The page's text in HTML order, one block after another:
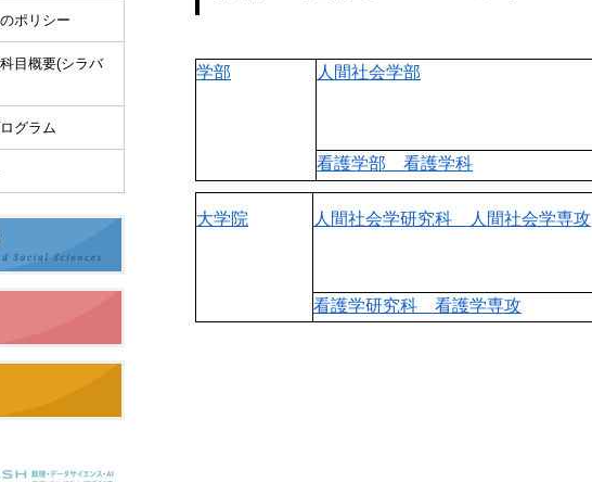
ポリシー
目概要(シラバ
グラム
学部 人間社会学部
看護学部 看護学科
大学院 人間社会学研究科 人間社会学専攻
看護学研究科 看護学専攻